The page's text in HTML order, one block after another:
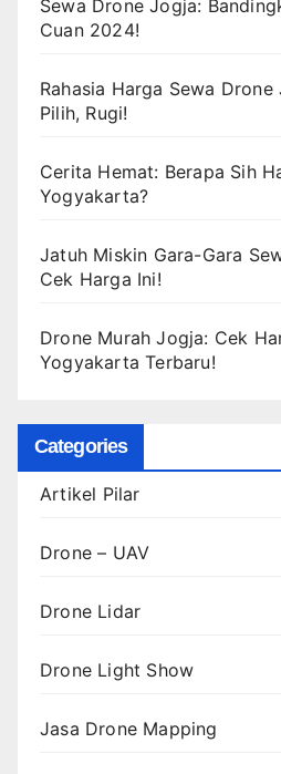
Sewa Drone Jogja:
Cuan 2024!
Rahasia Harga Sewa
Pilih, Rugi!
Cerita Hemat: Berapa Sih
Yogyakarta?
Jatuh Miskin Gara-Gara
Cek Harga Ini!
Drone Murah Jogja: Cek
Yogyakarta Terbaru!
Categories
Artikel Pilar
Drone – UAV
Drone Lidar
Drone Light Show
Jasa Drone Mapping